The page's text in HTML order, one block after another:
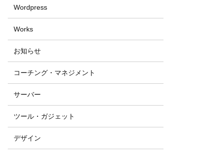
Wordpress
Works
お知らせ
コーチング・マネジメント
サーバー
ツール・ガジェット
デザイン